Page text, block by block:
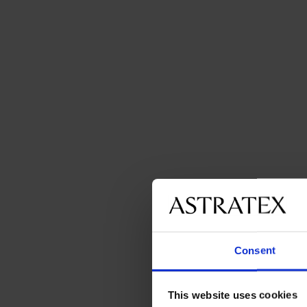
Consent
This website uses cookies